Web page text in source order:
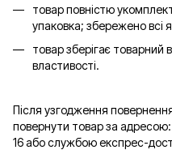
товар повністю
упаковка; збережено всі
товар зберігає товарний
властивості.
Після узгодження
повернути товар за адресою:
16 або службою експрес-